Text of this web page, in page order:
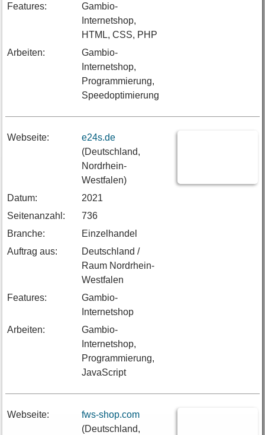
Features:
Gambio-
Internetshop,
HTML, CSS, PHP
Arbeiten:
Gambio-
Internetshop,
Programmierung,
Speedoptimierung
Webseite:
e24s.de
(Deutschland,
Nordrhein-
Westfalen)
Datum:
2021
Seitenanzahl:
736
Branche:
Einzelhandel
Auftrag aus:
Deutschland /
Raum Nordrhein-
Westfalen
Features:
Gambio-
Internetshop
Arbeiten:
Gambio-
Internetshop,
Programmierung,
JavaScript
Webseite:
fws-shop.com
(Deutschland,